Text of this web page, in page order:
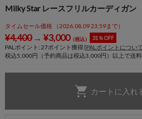
Milky Star レースフリルカーディガン
タイムセール価格 （2026.08.09 23:59まで）
¥4,400→ ¥3,000（税込） 31％OFF
PALポイント: 27ポイント獲得 [PALポイントについ
税込5,000円（予約商品は税込3,000円）以上で送